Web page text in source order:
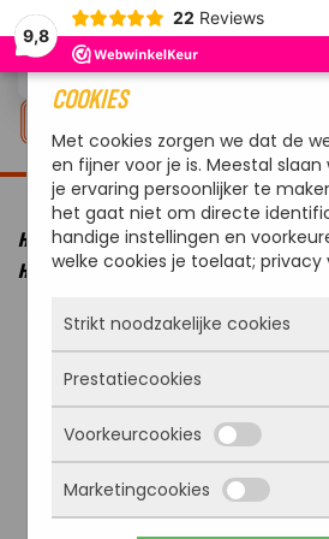
9,8
22 Reviews
Overslaan en naar de inhoud gaan
HOME MERKEN REDFIRE
HOUTOPSLAG BOX 50 CM ROEST
COOKIES
Met cookies zorgen we dat de
en fijner voor je is. Meestal
je ervaring persoonlijker te
het gaat niet om directe
handige instellingen en
welke cookies je toelaat; privacy
Strikt noodzakelijke cookies
Deze cookies zorgen ervoor
überhaupt werkt. Ze zijn dus
kunnen niet worden uitgezet.
ze alleen geplaatst als jij iets
inloggen, een formulier
privacyvoorkeuren opslaan.
zo instellen dat hij deze
Prestatiecookies
Met deze cookies zien we hoe
bezocht wordt, waar
komen en welke pagina’s
kunnen we de website blijven
Voorkeurcookies
Deze cookies onthouden jouw
Bijvoorbeeld taalkeuze of
Marketingcookies